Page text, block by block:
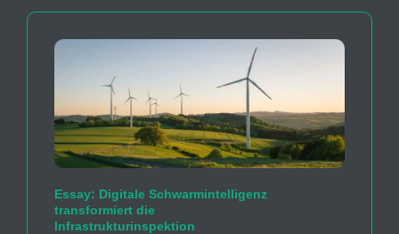
Essay: Digitale Schwarmintelligenz
transformiert die
Infrastrukturinspektion